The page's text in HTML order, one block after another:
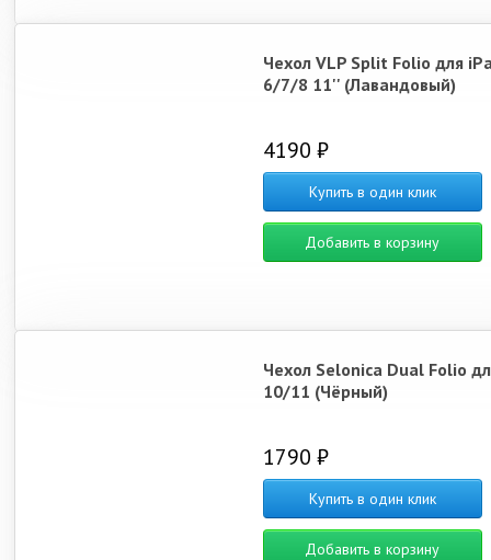
Чехол VLP Split Folio для
6/7/8 11'' (Лавандовый)
4190 ₽
Купить в один клик
Добавить в корзину
Чехол Selonica Dual Folio
10/11 (Чёрный)
1790 ₽
Купить в один клик
Добавить в корзину